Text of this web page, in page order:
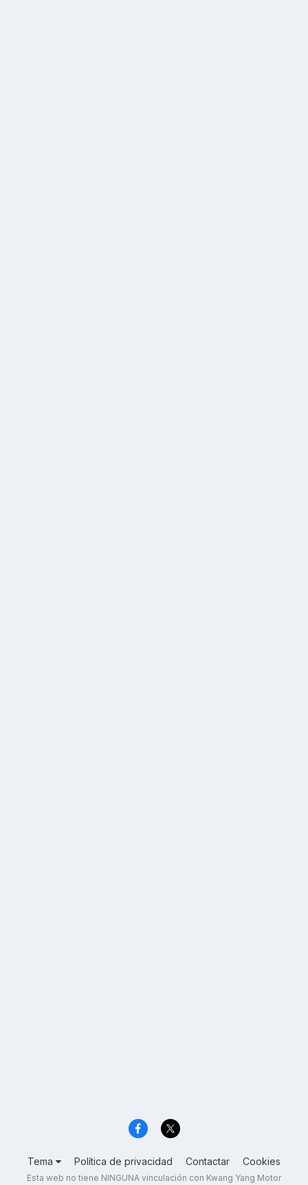
Tema Política de privacidad Contactar Cookies
Esta web no tiene NINGUNA vinculación con Kwang Yang Motor